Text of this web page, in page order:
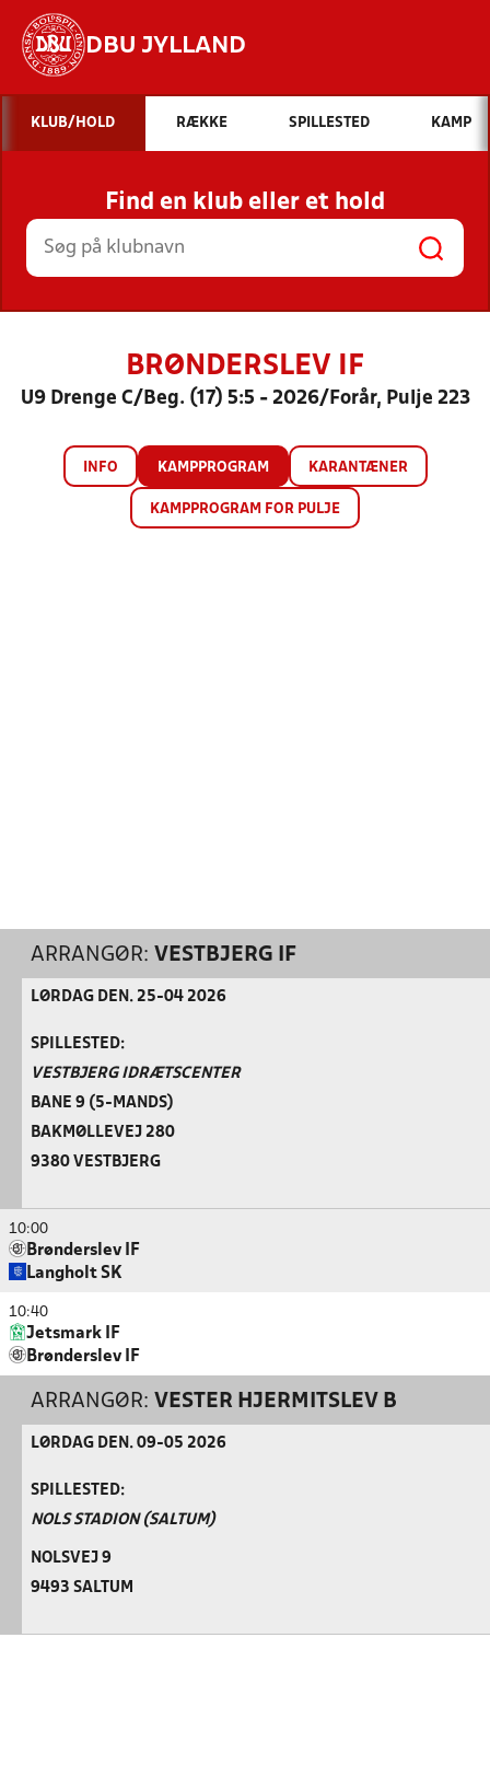
DBU JYLLAND
Hvad vil du søge efter?
INDHOLD OG NYHEDER
STILLINGER, RESULTATER, KLUBBER OG
HOLD
KLUB/HOLD RÆKKE SPILLESTED KAMP
Find en klub eller et hold
BRØNDERSLEV IF
U9 Drenge C/Beg. (17) 5:5 - 2026/Forår, Pulje 223
INFO KAMPPROGRAM KARANTÆNER
KAMPPROGRAM FOR PULJE
ARRANGØR: VESTBJERG IF
LØRDAG DEN. 25-04 2026
SPILLESTED:
VESTBJERG IDRÆTSCENTER
BANE 9 (5-MANDS)
BAKMØLLEVEJ 280
9380 VESTBJERG
10:00
Brønderslev IF
Langholt SK
10:40
Jetsmark IF
Brønderslev IF
ARRANGØR: VESTER HJERMITSLEV B
LØRDAG DEN. 09-05 2026
SPILLESTED:
NOLS STADION (SALTUM)
NOLSVEJ 9
9493 SALTUM